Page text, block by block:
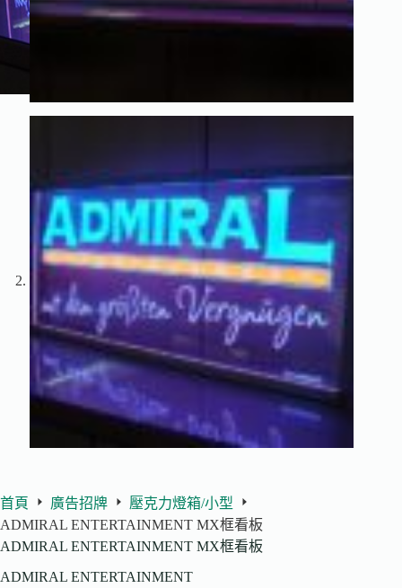
首頁 廣告招牌
壓克力燈箱/小型
ADMIRAL ENTERTAINMENT MX框看板
ADMIRAL ENTERTAINMENT MX框看板
ADMIRAL ENTERTAINMENT